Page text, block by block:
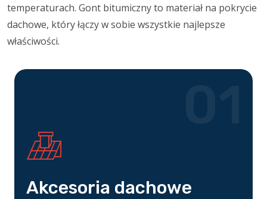
temperaturach. Gont bitumiczny to materiał na pokrycie
dachowe, który łączy w sobie wszystkie najlepsze
właściwości.
Akcesoria dachowe